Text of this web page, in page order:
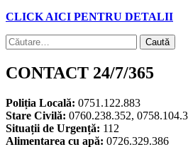
CLICK AICI PENTRU DETALII
Caută
după:
CONTACT 24/7/365
Poliția Locală: 0751.122.883
Stare Civilă: 0760.238.352,
Situații de Urgență: 112
Alimentarea cu apă: 0726.329.386